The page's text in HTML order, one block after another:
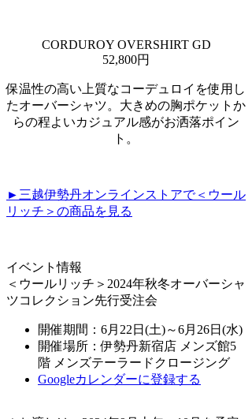
CORDUROY OVERSHIRT GD
52,800円
保温性の高い上質なコーデュロイを使用し
たオーバーシャツ。大きめの胸ポケットか
らの程よいカジュアル感がお洒落ポイン
ト。
►三越伊勢丹オンラインストアで＜ウール
リッチ＞の商品を見る
イベント情報
＜ウールリッチ＞2024年秋冬オーバーシャ
ツコレクション先行受注会
開催期間：6月22日(土)～6月26日(水)
開催場所：伊勢丹新宿店 メンズ館5
階 メンズテーラードクロージング
Googleカレンダーに登録する